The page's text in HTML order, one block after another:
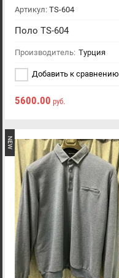
Артикул: TS-604
Поло TS-604
Производитель: Турция
Добавить к сравнению
5600.00 руб.
NEW